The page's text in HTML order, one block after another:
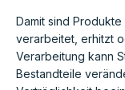
Damit sind
verarbeitet, erhitzt
Verarbeitung kann
Bestandteile